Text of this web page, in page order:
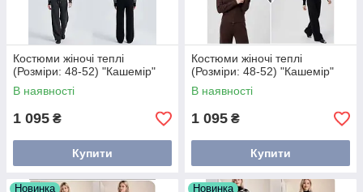
Костюми жіночі теплі
(Розміри: 48-52) "Кашемір"
В наявності
1 095 ₴
Купити
Костюми жіночі теплі
(Розміри: 48-52) "Кашемір"
В наявності
1 095 ₴
Купити
Новинка Новинка